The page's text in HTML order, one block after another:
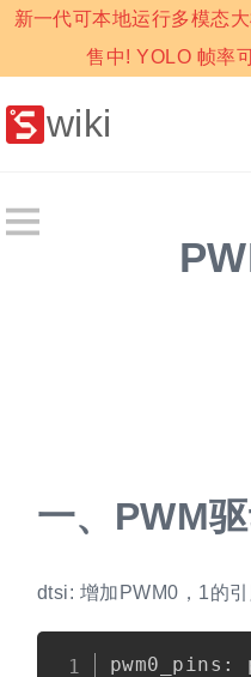
新一代可本地运行多模态
售中! YOLO 帧率
wiki
一、 PWM
dtsi: 增加PWM0，1的
pwm0_pins: